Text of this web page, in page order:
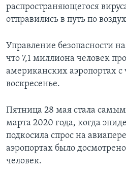
распространяющегося
отправились в путь по
Управление безопасности
что 7,1 миллиона человек
американских аэропортах с
воскресенье.
Пятница 28 мая стала
марта 2020 года, когда
подкосила спрос на
аэропортах было
человек.